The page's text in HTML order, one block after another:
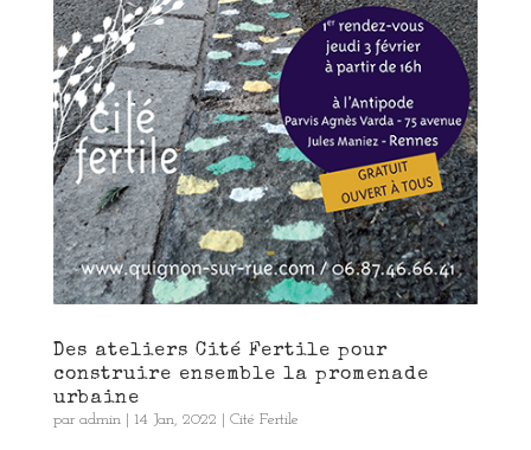
Des ateliers Cité Fertile pour
construire ensemble la promenade
urbaine
par admin| 14 Jan, 2022 Cité Fertile